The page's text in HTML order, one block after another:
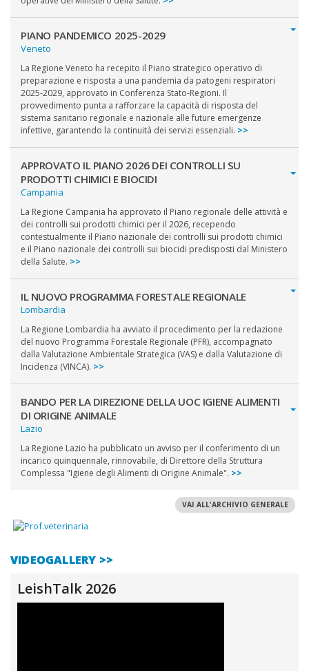
PIANO PANDEMICO 2025-2029
Veneto
La Regione Veneto ha recepito il Piano strategico operativo di
preparazione e risposta a una pandemia da patogeni respiratori
2025-2029, approvato in Conferenza Stato-Regioni. Il
provvedimento punta a rafforzare la capacità di risposta del
sistema sanitario regionale e nazionale alle future emergenze
infettive, garantendo la continuità dei servizi essenziali. >>
APPROVATO IL PIANO 2026 DEI CONTROLLI SU
PRODOTTI CHIMICI E BIOCIDI
Campania
La Regione Campania ha approvato il Piano regionale delle attività e
dei controlli sui prodotti chimici per il 2026, recependo
contestualmente il Piano nazionale dei controlli sui prodotti chimici
e il Piano nazionale dei controlli sui biocidi predisposti dal Ministero
della Salute. >>
IL NUOVO PROGRAMMA FORESTALE REGIONALE
Lombardia
La Regione Lombardia ha avviato il procedimento per la redazione
del nuovo Programma Forestale Regionale (PFR), accompagnato
dalla Valutazione Ambientale Strategica (VAS) e dalla Valutazione di
Incidenza (VINCA). >>
BANDO PER LA DIREZIONE DELLA UOC IGIENE ALIMENTI
DI ORIGINE ANIMALE
Lazio
La Regione Lazio ha pubblicato un avviso per il conferimento di un
incarico quinquennale, rinnovabile, di Direttore della Struttura
Complessa "Igiene degli Alimenti di Origine Animale". >>
VAI ALL'ARCHIVIO GENERALE
VIDEOGALLERY >>
LeishTalk 2026